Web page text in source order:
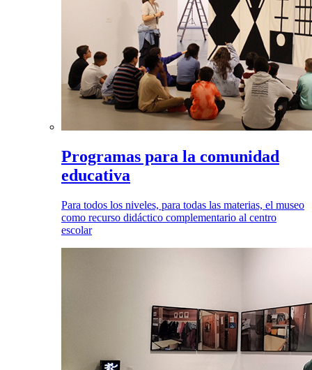
Programas para la comunidad
educativa
Para todos los niveles, para todas las materias, el museo
como recurso didáctico complementario al centro
escolar